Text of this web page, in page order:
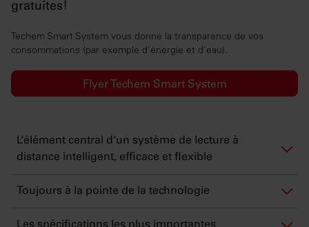
gratuites!
Techem Smart System vous donne la transparence de vos
consommations (par exemple d'énergie et d'eau).
Flyer Techem Smart System
L‘élément central d‘un système de lecture à
distance intelligent, efficace et flexible
Toujours à la pointe de la technologie